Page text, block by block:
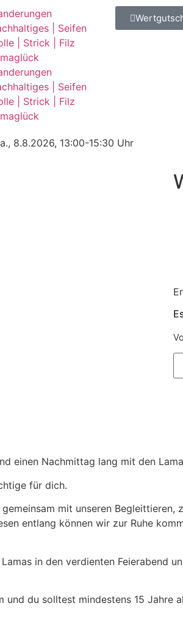
| Seifen
| Strick | Filz
| Seifen
| Strick | Filz
8.8.2026, 13:00-15:30 Uhr
einen Nachmittag lang mit den
für dich.
mit unseren
entlang können wir zur Ruhe
in den verdienten Feierabend
du solltest mindestens 15 Jahre